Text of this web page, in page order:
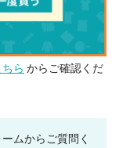
ちら からご確認くだ
ムからご質問く